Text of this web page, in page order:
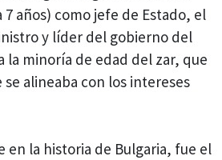
años) como jefe de Estado, el
y líder del gobierno del
la minoría de edad del zar, que
alineaba con los intereses
en la historia de Bulgaria, fue el